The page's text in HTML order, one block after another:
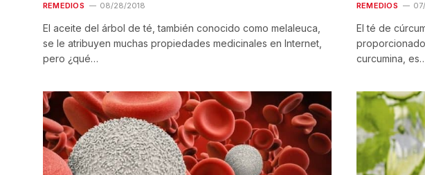
REMEDIOS 08/28/2018
El aceite del árbol de té, también conocido como melaleuca,
se le atribuyen muchas propiedades medicinales en Internet,
pero ¿qué…
REMEDIOS
El té de
curcumina,